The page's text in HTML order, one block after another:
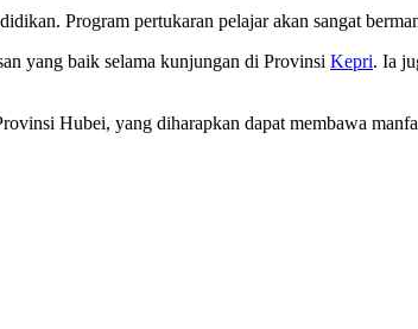
Program pertukaran pelajar akan sangat
yang baik selama kunjungan di Provinsi Kepri. Ia
Hubei, yang diharapkan dapat membawa